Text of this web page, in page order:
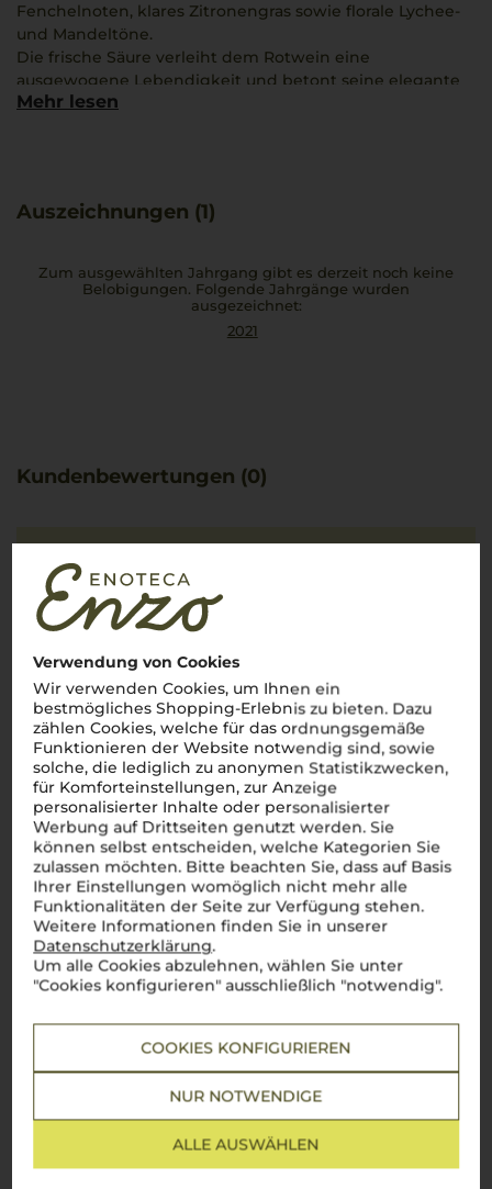
Verwendung von Cookies
Wir verwenden Cookies, um Ihnen ein
bestmögliches Shopping-Erlebnis zu bieten. Dazu
zählen Cookies, welche für das ordnungsgemäße
Funktionieren der Website notwendig sind, sowie
solche, die lediglich zu anonymen Statistikzwecken,
für Komforteinstellungen, zur Anzeige
personalisierter Inhalte oder personalisierter
Werbung auf Drittseiten genutzt werden. Sie
können selbst entscheiden, welche Kategorien Sie
zulassen möchten. Bitte beachten Sie, dass auf Basis
Ihrer Einstellungen womöglich nicht mehr alle
Funktionalitäten der Seite zur Verfügung stehen.
Weitere Informationen finden Sie in unserer
Datenschutzerklärung.
Um alle Cookies abzulehnen, wählen Sie unter
"Cookies konfigurieren" ausschließlich "notwendig".
COOKIES KONFIGURIEREN
NUR NOTWENDIGE
ALLE AUSWÄHLEN
Fenchelnoten, klares Zitronengras sowie florale Lychee-
und Mandeltöne.
Die frische Säure verleiht dem Rotwein eine
ausgewogene Lebendigkeit und betont seine elegante
Ausdruckskraft. Das einzigartige Terroir und
Mehr lesen
Auszeichnungen (1)
Zum ausgewählten Jahrgang gibt es derzeit noch keine
Belobigungen. Folgende Jahrgänge wurden
ausgezeichnet:
2021
Kundenbewertungen (0)
Es ist noch keine
Kundenbewertung vorhanden.
Schreiben Sie jetzt die erste Bewertung!
JETZT BEWERTEN
Steckbrief
Artikelnummer
W38148
Bezeichnung
Rotwein
Jahrgang
Alkoholgehalt
14 % Vol.
Lagerpotential
2028
Verschluss
Naturkorken
Allergenhinweis